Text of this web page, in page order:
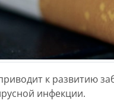
к развитию
инфекции.